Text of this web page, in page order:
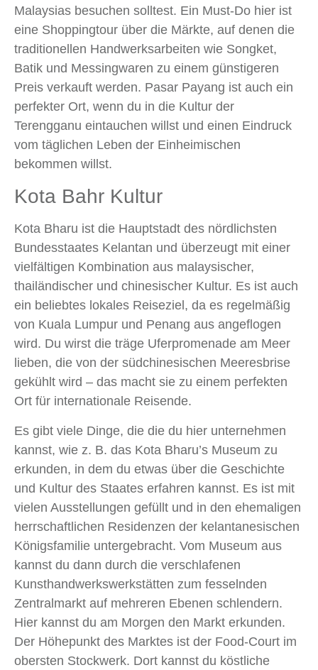
Malaysias besuchen solltest. Ein Must-Do hier ist
eine Shoppingtour über die Märkte, auf denen die
traditionellen Handwerksarbeiten wie Songket,
Batik und Messingwaren zu einem günstigeren
Preis verkauft werden. Pasar Payang ist auch ein
perfekter Ort, wenn du in die Kultur der
Terengganu eintauchen willst und einen Eindruck
vom täglichen Leben der Einheimischen
bekommen willst.
Kota Bahr Kultur
Kota Bharu ist die Hauptstadt des nördlichsten
Bundesstaates Kelantan und überzeugt mit einer
vielfältigen Kombination aus malaysischer,
thailändischer und chinesischer Kultur. Es ist auch
ein beliebtes lokales Reiseziel, da es regelmäßig
von Kuala Lumpur und Penang aus angeflogen
wird. Du wirst die träge Uferpromenade am Meer
lieben, die von der südchinesischen Meeresbrise
gekühlt wird – das macht sie zu einem perfekten
Ort für internationale Reisende.
Es gibt viele Dinge, die die du hier unternehmen
kannst, wie z. B. das Kota Bharu’s Museum zu
erkunden, in dem du etwas über die Geschichte
und Kultur des Staates erfahren kannst. Es ist mit
vielen Ausstellungen gefüllt und in den ehemaligen
herrschaftlichen Residenzen der kelantanesischen
Königsfamilie untergebracht. Vom Museum aus
kannst du dann durch die verschlafenen
Kunsthandwerkswerkstätten zum fesselnden
Zentralmarkt auf mehreren Ebenen schlendern.
Hier kannst du am Morgen den Markt erkunden.
Der Höhepunkt des Marktes ist der Food-Court im
obersten Stockwerk. Dort kannst du köstliche